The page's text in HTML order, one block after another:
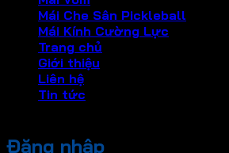
Mái Che Sân Pickleball
Mái Kính Cường Lực
Trang chủ
Giới thiệu
Liên hệ
Tin tức
Đăng nhập